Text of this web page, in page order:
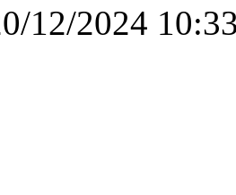
12/2024